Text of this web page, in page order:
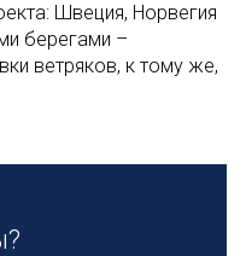
Швеция, Норвегия
берегами –
ветряков, к тому же,